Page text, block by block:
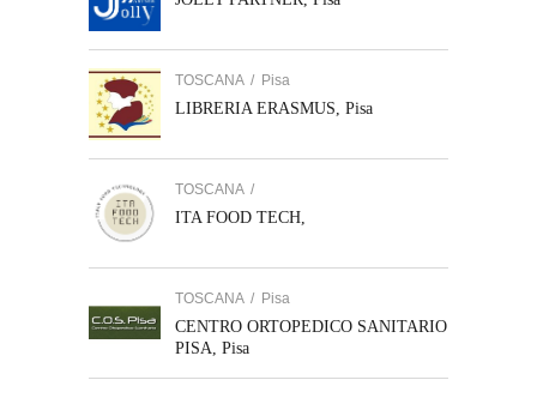
TOSCANA / Pisa
LIBRERIA ERASMUS, Pisa
TOSCANA /
ITA FOOD TECH,
TOSCANA / Pisa
CENTRO ORTOPEDICO SANITARIO
PISA, Pisa